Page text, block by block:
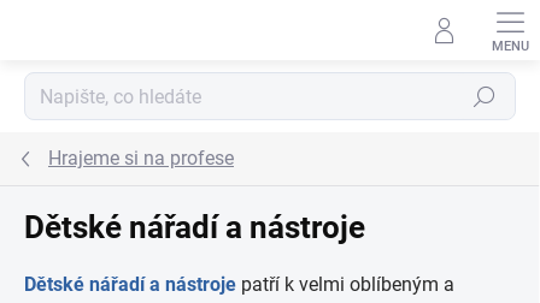
Hledat
Hrajeme si na profese
Dětské nářadí a nástroje
Dětské nářadí a nástroje patří k velmi oblíbeným a